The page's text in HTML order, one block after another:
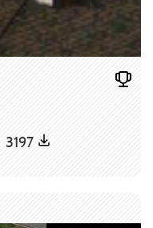
3197